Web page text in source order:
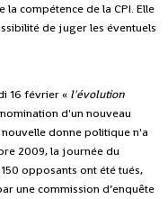
compétence de la CPI. Elle
de juger les éventuels
16 février « l'évolution
d'un nouveau
donne politique n'a
2009, la journée du
opposants ont été tués,
une commission d’enquête